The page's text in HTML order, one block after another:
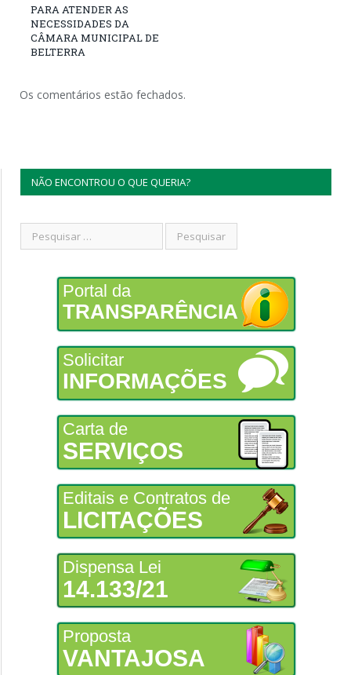
PARA ATENDER AS
NECESSIDADES DA
CÂMARA MUNICIPAL DE
BELTERRA
Os comentários estão fechados.
NÃO ENCONTROU O QUE QUERIA?
Portal da
TRANSPARÊNCIA
Solicitar
INFORMAÇÕES
Carta de
SERVIÇOS
Editais e Contratos de
LICITAÇÕES
Dispensa Lei
14.133/21
Proposta
VANTAJOSA